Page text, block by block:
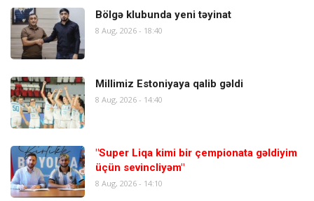
Bölgə klubunda yeni təyinat
8 Aug, 2026 - 18:40
Millimiz Estoniyaya qalib gəldi
8 Aug, 2026 - 14:40
"Super Liqa kimi bir çempionata gəldiyim
üçün sevincliyəm"
8 Aug, 2026 - 14:10